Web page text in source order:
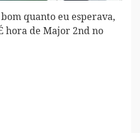
quanto eu esperava,
hora de Major 2nd no